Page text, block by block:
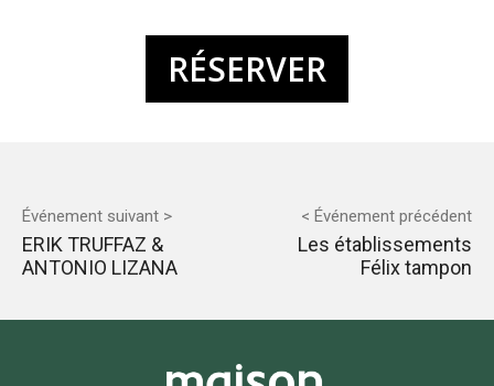
RÉSERVER
Événement suivant >
ERIK TRUFFAZ &
ANTONIO LIZANA
< Événement précédent
Les établissements
Félix tampon